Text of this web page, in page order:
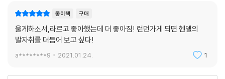
종이책 구매
울게하소서,라르고 좋아했는데 더 좋아짐! 런던가게 되면 헨델의
발자취를 더듬어 보고 싶다!
a********9 2021.01.24. 1